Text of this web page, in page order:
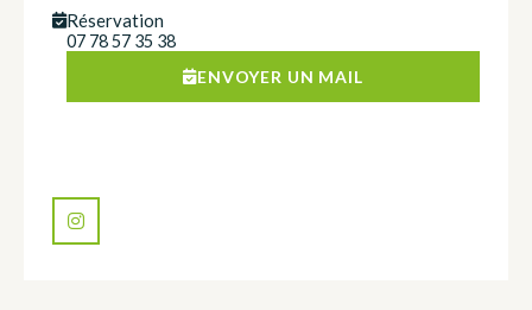
Réservation
07 78 57 35 38
ENVOYER UN MAIL